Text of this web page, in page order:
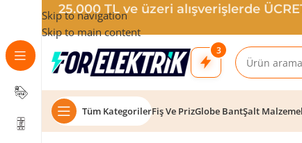
Skip to navigation
Skip to main content
3
Tüm KategorilerFiş Ve PrizGlobe BantŞalt
25.000 TL ve üzeri alışverişlerde